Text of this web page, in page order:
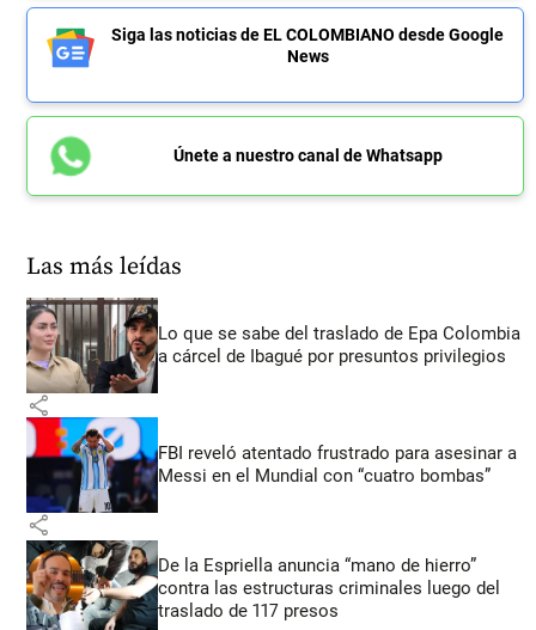
Siga las noticias de EL COLOMBIANO desde Google
News
Únete a nuestro canal de Whatsapp
Las más leídas
Lo que se sabe del traslado de Epa Colombia
a cárcel de Ibagué por presuntos privilegios
share
FBI reveló atentado frustrado para asesinar a
Messi en el Mundial con “cuatro bombas”
share
De la Espriella anuncia “mano de hierro”
contra las estructuras criminales luego del
traslado de 117 presos